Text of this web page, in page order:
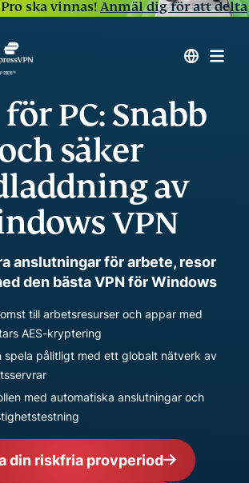
ska vinnas!Anmäl dig för att delta
PC: Snabb
säker
av
VPN
anslutningar för arbete, resor
den bästa VPN för Windows
till arbetsresurser och appar med
AES-kryptering
spela pålitligt med ett globalt nätverk av
med automatiska anslutningar och
din riskfria provperiod